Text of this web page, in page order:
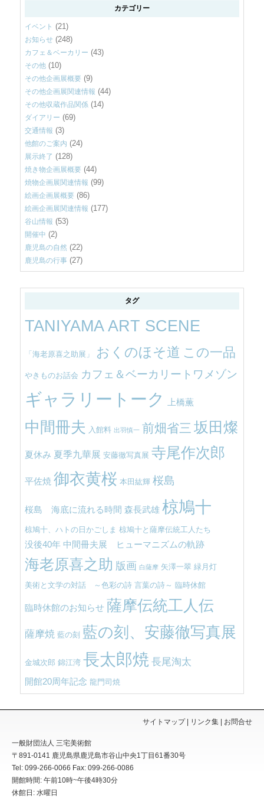
カテゴリー
イベント (21)
お知らせ (248)
カフェ＆ベーカリー (43)
その他 (10)
その他企画展概要 (9)
その他企画展関連情報 (44)
その他収蔵作品関係 (14)
ダイアリー (69)
交通情報 (3)
他館のご案内 (24)
展示終了 (128)
焼き物企画展概要 (44)
焼物企画展関連情報 (99)
絵画企画展概要 (86)
絵画企画展関連情報 (177)
谷山情報 (53)
開催中 (2)
鹿児島の自然 (22)
鹿児島の行事 (27)
タグ
TANIYAMA ART SCENE
「海老原喜之助展」 おくのほそ道 この一品
やきものお話会 カフェ＆ベーカリートワメゾン
ギャラリートーク 上橋薫
中間冊夫 入館料 出羽慎一 前畑省三 坂田燦
夏休み 夏季九華展 安藤徹写真展 寺尾作次郎
平佐焼 御衣黄桜 本田紘輝 桜島
桜島 海底に流れる時間 森長武雄 椋鳩十
椋鳩十、ハトの日かごしま 椋鳩十と薩摩伝統工人たち
没後40年 中間冊夫展 ヒューマニズムの軌跡
海老原喜之助 版画 白薩摩 矢澤一翠 緑月灯
美術と文学の対話 ～色彩の詩 言葉の詩～ 臨時休館
臨時休館のお知らせ 薩摩伝統工人伝
薩摩焼 藍の刻 藍の刻、安藤徹写真展
金城次郎 錦江湾 長太郎焼 長尾淘太
開館20周年記念 龍門司焼
サイトマップ リンク集 お問合せ
一般財団法人 三宅美術館
〒891-0141 鹿児島県鹿児島市谷山中央1丁目61番30号
Tel: 099-266-0066 Fax: 099-266-0086
開館時間: 午前10時~午後4時30分
休館日: 水曜日